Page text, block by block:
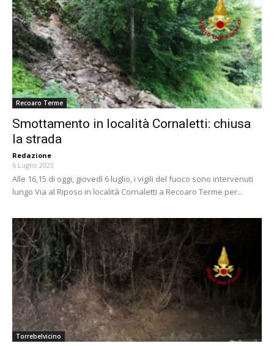
Recoaro Terme
Smottamento in località Cornaletti: chiusa
la strada
Redazione -
6 Luglio 2023
Alle 16,15 di oggi, giovedì 6 luglio, i vigili del fuoco sono intervenuti
lungo Via al Riposo in località Cornaletti a Recoaro Terme per...
Torrebelvicino